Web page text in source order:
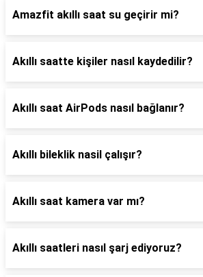
Amazfit akıllı saat su geçirir mi?
Akıllı saatte kişiler nasıl kaydedilir?
Akıllı saat AirPods nasıl bağlanır?
Akıllı bileklik nasil çalışır?
Akıllı saat kamera var mı?
Akıllı saatleri nasıl şarj ediyoruz?